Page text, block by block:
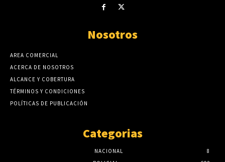
Nosotros
AREA COMERCIAL
ACERCA DE NOSOTROS
ALCANCE Y COBERTURA
TÉRMINOS Y CONDICIONES
POLÍTICAS DE PUBLICACIÓN
Categorias
NACIONAL
8